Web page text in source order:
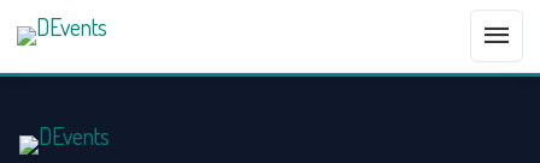
menu